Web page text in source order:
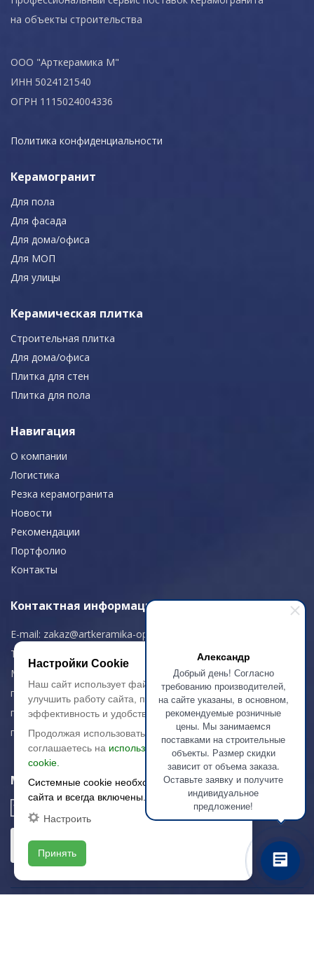
Александр
Добрый день! Согласно
требованию производителей,
на сайте указаны, в основном,
рекомендуемые розничные
цены. Мы занимаемся
поставками на строительные
объекты. Размер скидки
зависит от объема заказа.
Оставьте заявку и получите
индивидуальное
предложение!
на объекты строительства
ООО "Арткерамика М"
ИНН 5024121540
ОГРН 1115024004336
Политика конфиденциальности
Керамогранит
Для пола
Для фасада
Для дома/офиса
Для МОП
Для улицы
Керамическая плитка
Строительная плитка
Для дома/офиса
Плитка для стен
Плитка для пола
Навигация
О компании
Логистика
Резка керамогранита
Новости
Рекомендации
Портфолио
Контакты
Контактная информация
E-mail: zakaz@artkeramika-opt.ru
Тел.: +7 (499) 703-30-42
Московская область,
г. Красногорск
пн-чт: 09.00-18.00
пт: 09.00-17.00
Мы в соц. сетях
Настройки Cookie
Наш сайт использует файлы cookie, чтобы
улучшить работу сайта, повысить его
эффективность и удобство.
Продолжая использовать сайт, вы
соглашаетесь на использование файлов
cookie.
Системные cookie необходимы для работы
сайта и всегда включены.
Настроить
Принять